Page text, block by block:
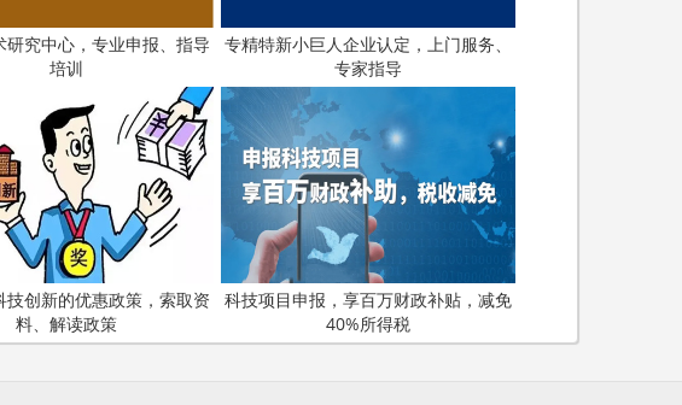
研究中心，专业申报、指导
培训
专精特新小巨人企业认定，上门服务、
专家指导
技创新的优惠政策，索取资
料、解读政策
科技项目申报，享百万财政补贴，减免
40%所得税